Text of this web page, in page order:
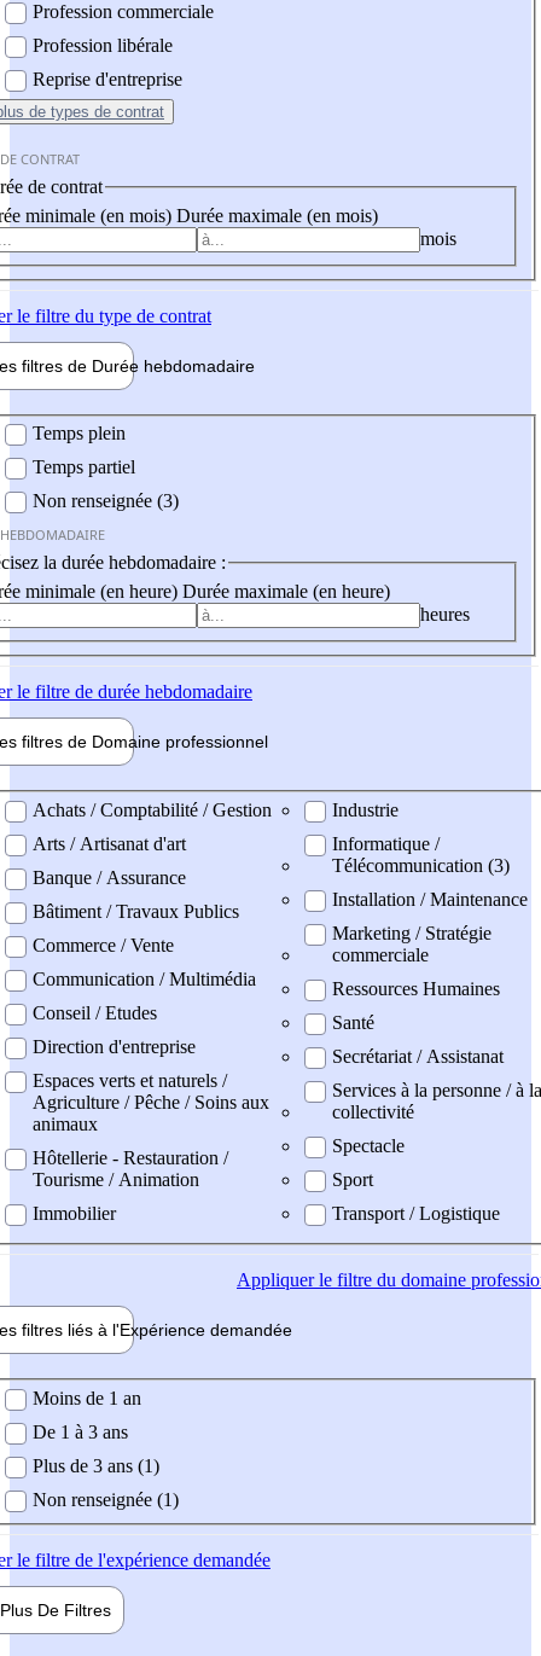
Profession commerciale
Profession libérale
Reprise d'entreprise
de types de contrat
CONTRAT
de contrat
minimale (en mois) Durée maximale (en mois)
mois
le filtre du type de contrat
filtres de Durée hebdomadaire
Temps plein
Temps partiel
Non renseignée (3)
la durée hebdomadaire :
minimale (en heure) Durée maximale (en heure)
heures
le filtre de durée hebdomadaire
filtres de Domaine professionnel
professionel
Achats / Comptabilité / Gestion
Arts / Artisanat d'art
Banque / Assurance
Bâtiment / Travaux Publics
Commerce / Vente
Communication / Multimédia
Conseil / Etudes
Direction d'entreprise
Espaces verts et naturels /
Agriculture / Pêche / Soins aux
animaux
Hôtellerie - Restauration /
Tourisme / Animation
Immobilier
Industrie
Informatique /
Télécommunication (3)
Installation / Maintenance
Marketing / Stratégie
commerciale
Ressources Humaines
Santé
Secrétariat / Assistanat
Services à la personne / à la
collectivité
Spectacle
Sport
Transport / Logistique
Appliquerle filtre du domaine
filtres liés à l'Expérience demandée
demandée
Moins de 1 an
De 1 à 3 ans
Plus de 3 ans (1)
Non renseignée (1)
le filtre de l'expérience demandée
Plus De Filtres